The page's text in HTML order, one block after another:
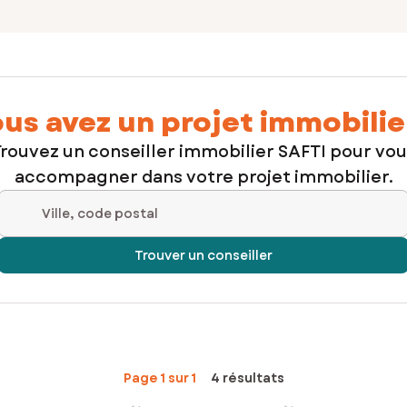
avez un projet
un conseiller immobilier SAFTI pour
accompagner dans votre projet immobilier.
Ville, code postal
Trouver un conseiller
Page 1 sur 1
4 résultats